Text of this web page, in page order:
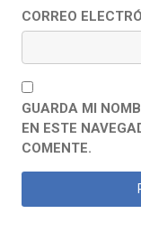
CORREO
GUARDA MI
EN ESTE
COMENTE.